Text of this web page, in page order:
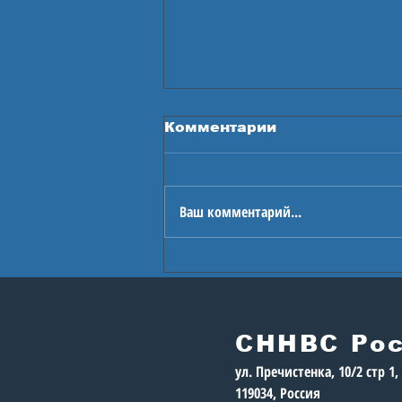
Игры будущего
Комментарии
Ваш комментарий...
СННВС
ул. Пречистенка, 10/2 стр
119034, Россия